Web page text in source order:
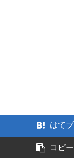
はてブ
コピー